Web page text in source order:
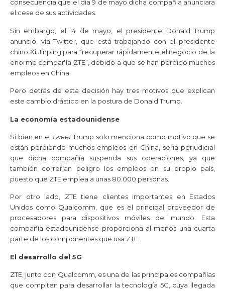
consecuencia que el día 9 de mayo dicha compañía anunciara
el cese de sus actividades.
Sin embargo, el 14 de mayo, el presidente Donald Trump
anunció, vía Twitter, que está trabajando con el presidente
chino Xi Jinping para “recuperar rápidamente el negocio de la
enorme compañía ZTE”, debido a que se han perdido muchos
empleos en China.
Pero detrás de esta decisión hay tres motivos que explican
este cambio drástico en la postura de Donald Trump.
La economía estadounidense
Si bien en el tweetTrump solo menciona como motivo que se
están perdiendo muchos empleos en China, seria perjudicial
que dicha compañía suspenda sus operaciones, ya que
también correrían peligro los empleos en su propio país,
puesto que ZTE emplea a unas 80.000 personas.
Por otro lado, ZTE tiene clientes importantes en Estados
Unidos como Qualcomm, que es el principal proveedor de
procesadores para dispositivos móviles del mundo. Esta
compañía estadounidense proporciona al menos una cuarta
parte de los componentes que usa ZTE.
El desarrollo del 5G
ZTE, junto con Qualcomm, es una de las principales compañías
que compiten para desarrollar la tecnología 5G, cuya llegada